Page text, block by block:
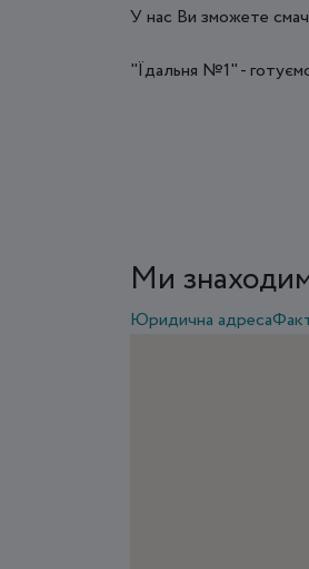
У нас Ви зможете
"Їдальня №1" -
Ми
Юридична адреса